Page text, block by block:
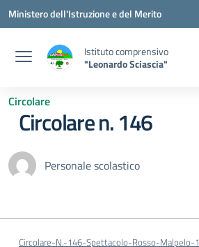
Vai ai contenuti
Vai al menu di navigazione
Vai al footer
Ministero dell'Istruzione e del Merito
Istituto comprensivo
"Leonardo Sciascia"
Circolare
Circolare n. 146
Personale scolastico
Circolare-N.-146-Spettacolo-Rosso-Malpelo-1